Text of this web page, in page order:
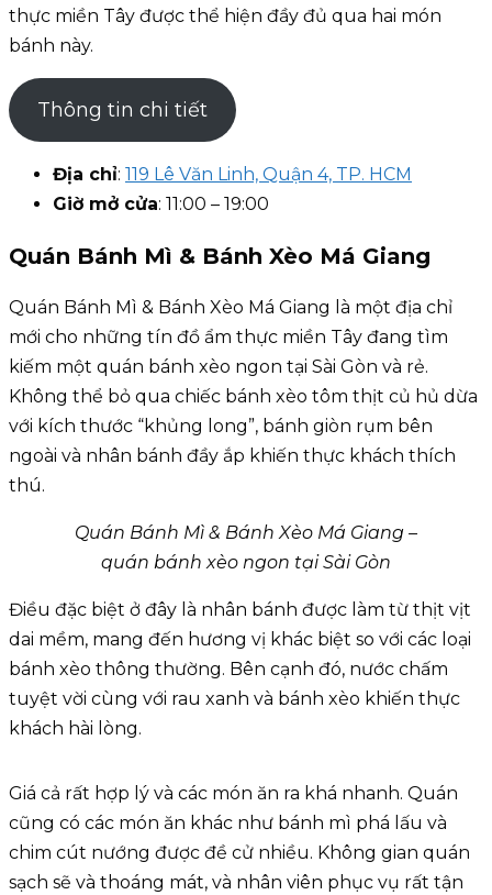
thực miền Tây được thể hiện đầy đủ qua hai món
bánh này.
Thông tin chi tiết
Địa chỉ: 119 Lê Văn Linh, Quận 4, TP. HCM
Giờ mở cửa: 11:00 – 19:00
Quán Bánh Mì & Bánh Xèo Má Giang
Quán Bánh Mì & Bánh Xèo Má Giang là một địa chỉ
mới cho những tín đồ ẩm thực miền Tây đang tìm
kiếm một quán bánh xèo ngon tại Sài Gòn và rẻ.
Không thể bỏ qua chiếc bánh xèo tôm thịt củ hủ dừa
với kích thước “khủng long”, bánh giòn rụm bên
ngoài và nhân bánh đầy ắp khiến thực khách thích
thú.
Quán Bánh Mì & Bánh Xèo Má Giang –
quán bánh xèo ngon tại Sài Gòn
Điều đặc biệt ở đây là nhân bánh được làm từ thịt vịt
dai mềm, mang đến hương vị khác biệt so với các loại
bánh xèo thông thường. Bên cạnh đó, nước chấm
tuyệt vời cùng với rau xanh và bánh xèo khiến thực
khách hài lòng.
Giá cả rất hợp lý và các món ăn ra khá nhanh. Quán
cũng có các món ăn khác như bánh mì phá lấu và
chim cút nướng được đề cử nhiều. Không gian quán
sạch sẽ và thoáng mát, và nhân viên phục vụ rất tận